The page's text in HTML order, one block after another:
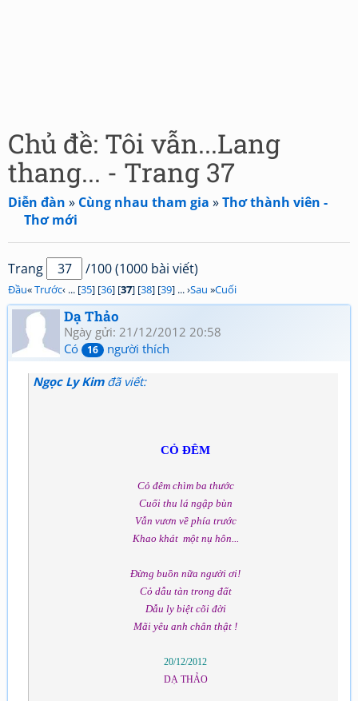
Chủ đề: Tôi vẫn...Lang
thang... - Trang 37
Diễn đàn » Cùng nhau tham gia »Thơ thành viên -
Thơ mới
Trang /100 (1000 bài viết)
Đầu«Trước‹ ... [35] [36] [37] [38] [39] ... ›Sau »Cuối
Dạ Thảo
Ngày gửi: 21/12/2012 20:58
Có
16 người thích
Ngọc Ly Kimđã viết:
CỎ ĐÊM
Cỏ đêm chìm ba thước
Cuối thu lá ngập bùn
Vẫn vươn về phía trước
Khao khát một nụ hôn...
Đừng buồn nữa người ơi!
Cỏ dẫu tàn trong đất
Dẫu ly biệt cõi đời
Mãi yêu anh chân thật !
20/12/2012
DẠ THẢO